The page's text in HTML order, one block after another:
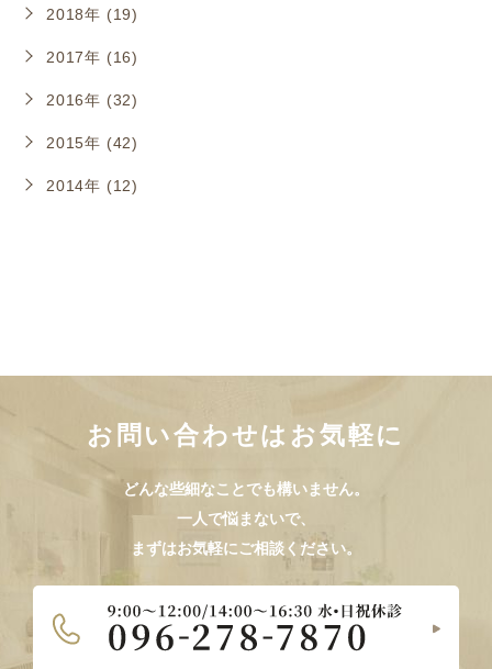
2018年 (19)
2017年 (16)
2016年 (32)
2015年 (42)
2014年 (12)
お問い合わせはお気軽に
どんな些細なことでも構いません。
一人で悩まないで、
まずはお気軽にご相談ください。